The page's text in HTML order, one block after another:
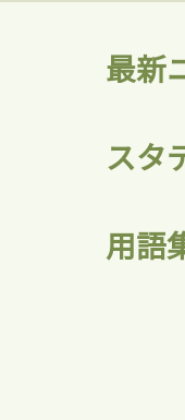
最新
スタ
用語